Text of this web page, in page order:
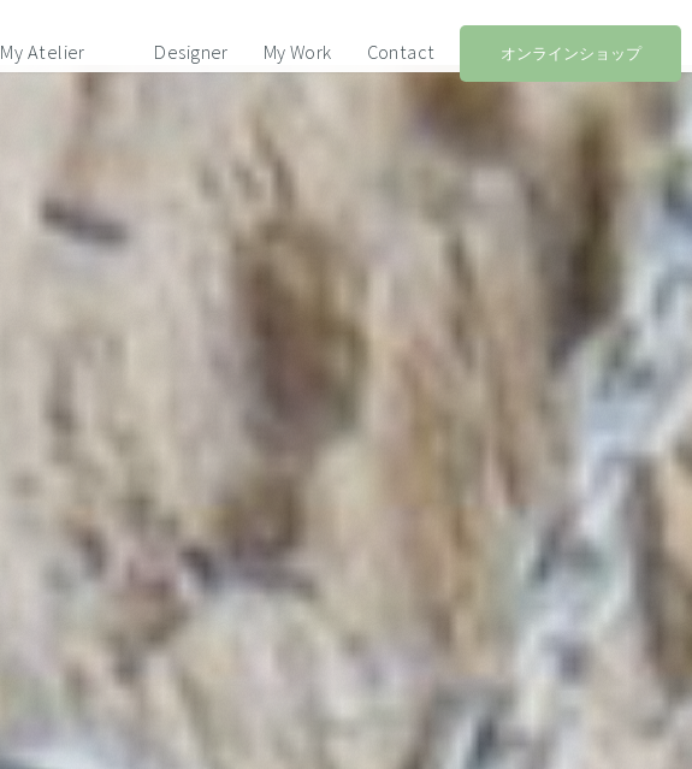
My Atelier Designer My Work Contact オンラインショップ